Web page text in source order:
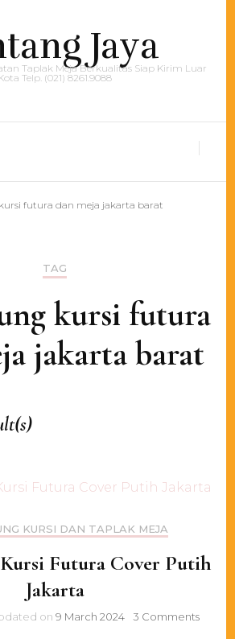
Jaya
Taplak Meja Berkualitas Siap Kirim Luar
Telp. (021) 8261.9088
futura dan meja jakarta barat
TAG
kursi futura
jakarta barat
KURSI DAN TAPLAK MEJA
Futura Cover Putih
Jakarta
on 9 March 2024 3 Commentson